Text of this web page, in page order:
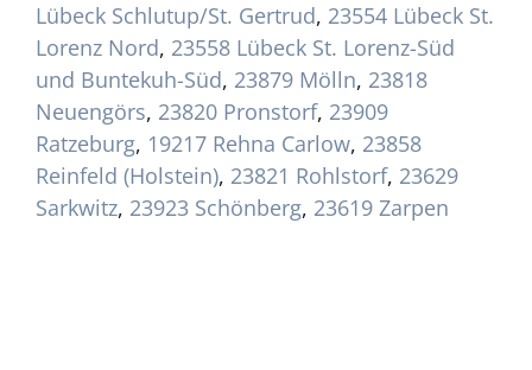
Lübeck Schlutup/St. Gertrud, 23554 Lübeck St.
Lorenz Nord, 23558 Lübeck St. Lorenz-Süd
und Buntekuh-Süd, 23879 Mölln, 23818
Neuengörs, 23820 Pronstorf, 23909
Ratzeburg, 19217 Rehna Carlow, 23858
Reinfeld (Holstein), 23821 Rohlstorf, 23629
Sarkwitz, 23923 Schönberg, 23619 Zarpen